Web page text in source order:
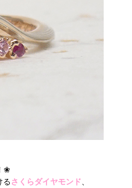
❀
るさくらダイヤモンド